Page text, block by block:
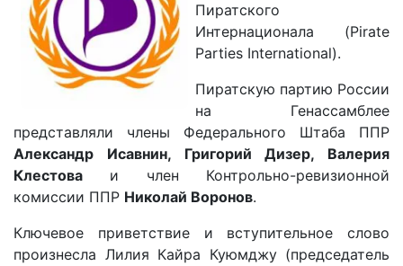
Пиратского
Интернационала (Pirate
Parties International).
Пиратскую партию России
на Генассамблее
представляли члены Федерального Штаба ППР
Александр Исавнин, Григорий Дизер, Валерия
Клестова и член Контрольно-ревизионной
комиссии ППР Николай Воронов.
Ключевое приветствие и вступительное слово
произнесла Лилия Кайра Куюмджу (председатель